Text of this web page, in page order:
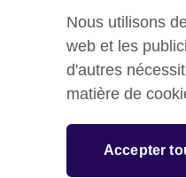
British Council monde
A registered charity:
Nous utilisons
web et les
d'autres
matière de
Accepter